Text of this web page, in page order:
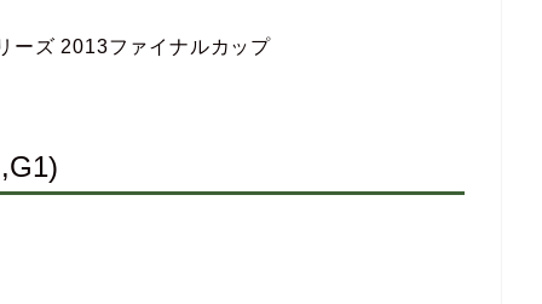
ーズ 2013ファイナルカップ